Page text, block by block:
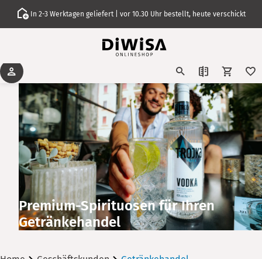
In 2-3 Werktagen geliefert | vor 10.30 Uhr bestellt, heute verschickt
Premium-Spirituosen für Ihren
Getränkehandel